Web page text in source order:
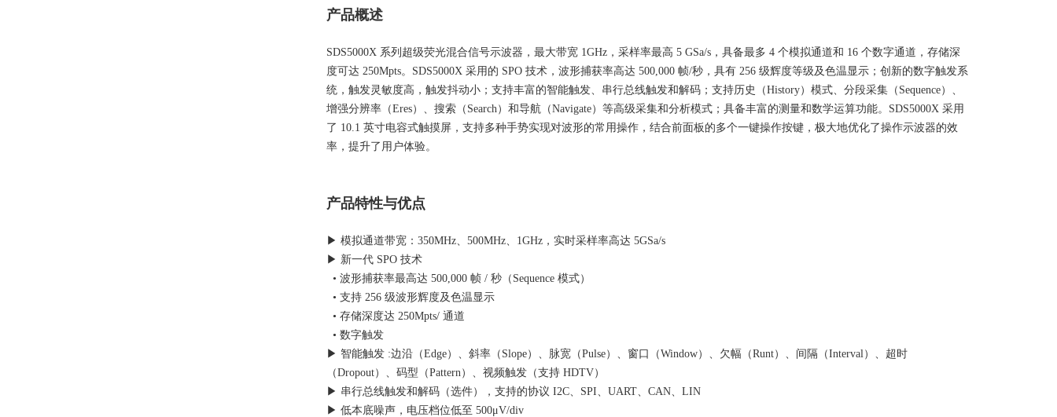
产品概述
SDS5000X 系列超级荧光混合信号示波器，最大带宽 1GHz，采样率最高 5 GSa/s，具备最多 4 个模拟通道和 16 个数字通道，存储深
度可达 250Mpts。SDS5000X 采用的 SPO 技术，波形捕获率高达 500,000 帧/秒，具有 256 级辉度等级及色温显示；创新的数字触发系
统，触发灵敏度高，触发抖动小；支持丰富的智能触发、串行总线触发和解码；支持历史（History）模式、分段采集（Sequence）、
增强分辨率（Eres）、搜索（Search）和导航（Navigate）等高级采集和分析模式；具备丰富的测量和数学运算功能。SDS5000X 采用
了 10.1 英寸电容式触摸屏，支持多种手势实现对波形的常用操作，结合前面板的多个一键操作按键，极大地优化了操作示波器的效
率，提升了用户体验。
产品特性与优点
▶ 模拟通道带宽：350MHz、500MHz、1GHz，实时采样率高达 5GSa/s
▶ 新一代 SPO 技术
• 波形捕获率最高达 500,000 帧 / 秒（Sequence 模式）
• 支持 256 级波形辉度及色温显示
• 存储深度达 250Mpts/ 通道
• 数字触发
▶ 智能触发 :边沿（Edge）、斜率（Slope）、脉宽（Pulse）、窗口（Window）、欠幅（Runt）、间隔（Interval）、超时
（Dropout）、码型（Pattern）、视频触发（支持 HDTV）
▶ 串行总线触发和解码（选件），支持的协议 I2C、SPI、UART、CAN、LIN
▶ 低本底噪声，电压档位低至 500μV/div